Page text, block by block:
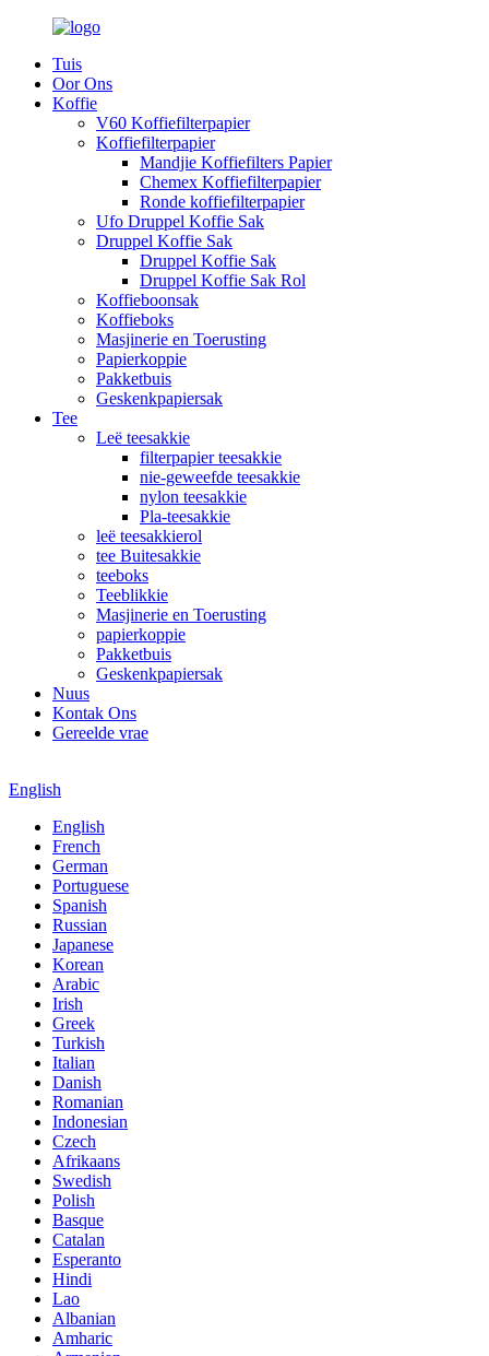
Tuis
Oor Ons
Koffie
V60 Koffiefilterpapier
Koffiefilterpapier
Mandjie Koffiefilters Papier
Chemex Koffiefilterpapier
Ronde koffiefilterpapier
Ufo Druppel Koffie Sak
Druppel Koffie Sak
Druppel Koffie Sak
Druppel Koffie Sak Rol
Koffieboonsak
Koffieboks
Masjinerie en Toerusting
Papierkoppie
Pakketbuis
Geskenkpapiersak
Tee
Leë teesakkie
filterpapier teesakkie
nie-geweefde teesakkie
nylon teesakkie
Pla-teesakkie
leë teesakkierol
tee Buitesakkie
teeboks
Teeblikkie
Masjinerie en Toerusting
papierkoppie
Pakketbuis
Geskenkpapiersak
Nuus
Kontak Ons
Gereelde vrae
English
English
French
German
Portuguese
Spanish
Russian
Japanese
Korean
Arabic
Irish
Greek
Turkish
Italian
Danish
Romanian
Indonesian
Czech
Afrikaans
Swedish
Polish
Basque
Catalan
Esperanto
Hindi
Lao
Albanian
Amharic